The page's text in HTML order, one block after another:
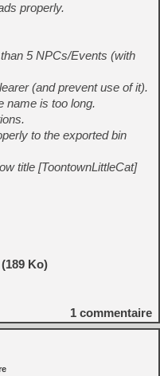
properly.
5 NPCs/Events (with
(and prevent use of it).
name is too long.
to the exported bin
title [ToontownLittleCat]
Ko)
1 commentaire